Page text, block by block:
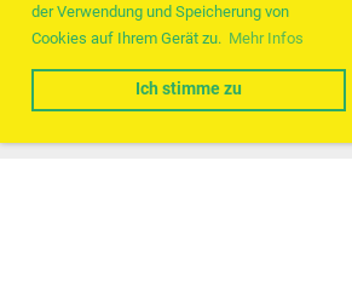
der Verwendung und Speicherung von
Cookies auf Ihrem Gerät zu. Mehr Infos
Ich stimme zu